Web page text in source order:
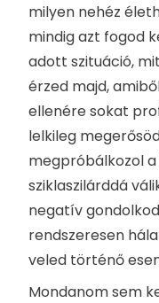
milyen nehéz
mindig azt fogod
adott szituáció,
érzed majd,
ellenére sokat
lelkileg
megpróbálkozol
sziklaszilárddá
negatív
rendszeresen
veled történő
Mondanom sem